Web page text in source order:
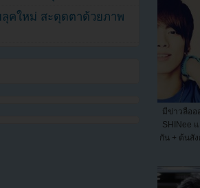
มีข่าวลืออ
SHINee
กัน + ต้นสั
คใหม่ สะดุดตาด้วยภาพ